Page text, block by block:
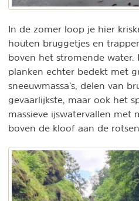
In de zomer loop je hier
houten bruggetjes en
boven het stromende water.
planken echter bedekt met
sneeuwmassa’s, delen van
gevaarlijkste, maar ook het
massieve ijswatervallen met
boven de kloof aan de